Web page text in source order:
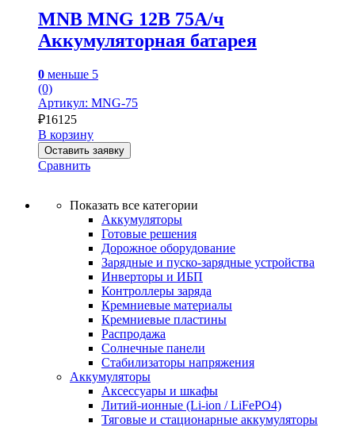
MNB MNG 12В 75А/ч
Аккумуляторная батарея
0 меньше 5
(0)
Артикул: MNG-75
₽16125
В корзину
Оставить заявку
Сравнить
Показать все категории
Аккумуляторы
Готовые решения
Дорожное оборудование
Зарядные и пуско-зарядные устройства
Инверторы и ИБП
Контроллеры заряда
Кремниевые материалы
Кремниевые пластины
Распродажа
Солнечные панели
Стабилизаторы напряжения
Аккумуляторы
Аксессуары и шкафы
Литий-ионные (Li-ion / LiFePO4)
Тяговые и стационарные аккумуляторы